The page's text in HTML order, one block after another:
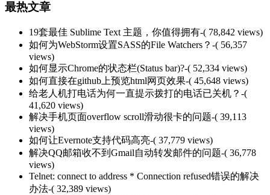
最热文章
19套最佳 Sublime Text 主题，你值得拥有-( 78,842 views)
如何为WebStorm设置SASS的File Watchers？ -( 56,357
views)
如何显示Chrome的状态栏(Status bar)?-( 52,334 views)
如何直接在github上预览html网页效果-( 45,648 views)
给老人机打电话为何一直提示拨打的电话已关机？ -(
41,620 views)
解决手机页面overflow scroll滑动很卡的问题-( 39,113
views)
如何让Evernote支持代码高亮-( 37,779 views)
解决QQ邮箱收不到Gmail自动转发邮件的问题-( 36,778
views)
Telnet: connect to address * Connection refused错误的解决
办法-( 32,389 views)